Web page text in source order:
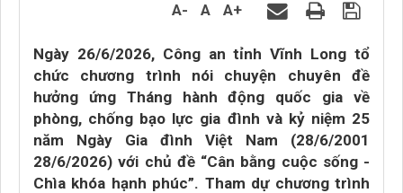
A- A A+
Ngày 26/6/2026, Công an tỉnh Vĩnh Long tổ
chức chương trình nói chuyện chuyên đề
hưởng ứng Tháng hành động quốc gia về
phòng, chống bạo lực gia đình và kỷ niệm 25
năm Ngày Gia đình Việt Nam (28/6/2001
28/6/2026) với chủ đề “Cân bằng cuộc sống -
Chìa khóa hạnh phúc”. Tham dự chương trình